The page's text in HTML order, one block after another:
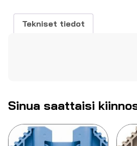
Tekniset tiedot
Sinua saattaisi